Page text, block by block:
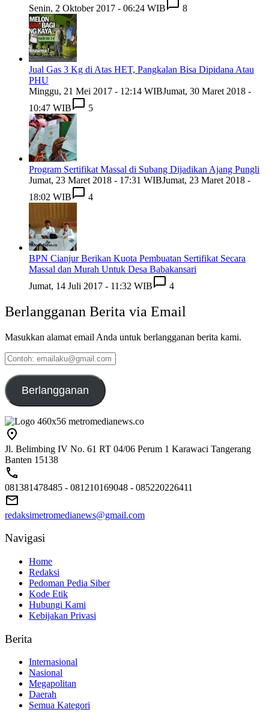
Senin, 2 Oktober 2017 - 06:24 WIB
8
Jual Gas 3 Kg di Atas HET, Pangkalan Bisa Dipidana Atau
PHU
Minggu, 21 Mei 2017 - 12:14 WIBJumat, 30 Maret 2018 -
10:47 WIB
5
Program Sertifikat Massal di Subang Dijadikan Ajang Pungli
Jumat, 23 Maret 2018 - 17:31 WIBJumat, 23 Maret 2018 -
18:02 WIB
4
BPN Cianjur Berikan Kuota Pembuatan Sertifikat Secara
Massal dan Murah Untuk Desa Babakansari
Jumat, 14 Juli 2017 - 11:32 WIB
4
Berlangganan Berita via Email
Masukkan alamat email Anda untuk berlangganan berita kami.
Contoh:
emailaku@gmail.com
Berlangganan
Jl. Belimbing IV No. 61 RT 04/06 Perum 1 Karawaci Tangerang
Banten 15138
081381478485 - 081210169048 - 085220226411
redaksimetromedianews@gmail.com
Navigasi
Home
Redaksi
Pedoman Pedia Siber
Kode Etik
Hubungi Kami
Kebijakan Privasi
Berita
Internasional
Nasional
Megapolitan
Daerah
Semua Kategori